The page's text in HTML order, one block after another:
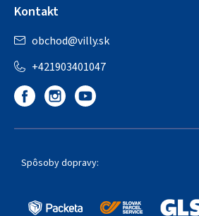
Kontakt
obchod@villy.sk
+421903401047
Spôsoby dopravy: